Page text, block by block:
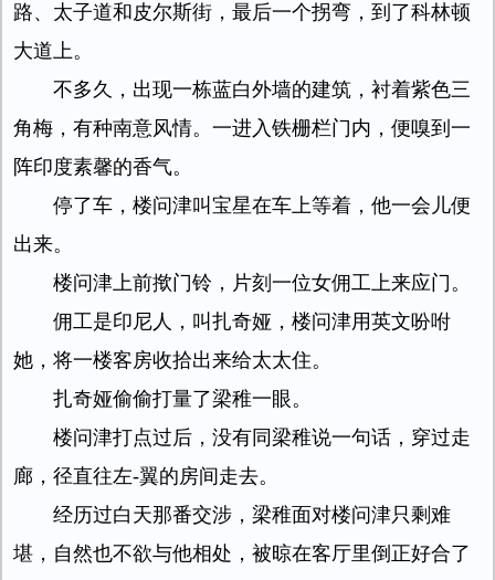
路、太子道和皮尔斯街，最后一个拐弯，到了科林顿
大道上。
不多久，出现一栋蓝白外墙的建筑，衬着紫色三
角梅，有种南意风情。一进入铁栅栏门内，便嗅到一
阵印度素馨的香气。
停了车，楼问津叫宝星在车上等着，他一会儿便
出来。
楼问津上前揿门铃，片刻一位女佣工上来应门。
佣工是印尼人，叫扎奇娅，楼问津用英文吩咐
她，将一楼客房收拾出来给太太住。
扎奇娅偷偷打量了梁稚一眼。
楼问津打点过后，没有同梁稚说一句话，穿过走
廊，径直往左-翼的房间走去。
经历过白天那番交涉，梁稚面对楼问津只剩难
堪，自然也不欲与他相处，被晾在客厅里倒正好合了